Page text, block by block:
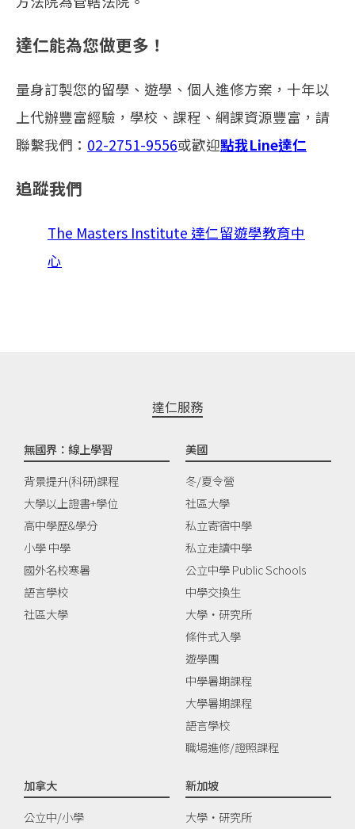
達仁能為您做更多！
量身訂製您的留學、遊學、個人進修方案，十年以
上代辦豐富經驗，學校、課程、網課資源豐富，請
聯繫我們： 02-2751-9556或歡迎點我Line達仁
追蹤我們
The Masters Institute 達仁留遊學教育中
心
達仁服務
無國界：線上學習
背景提升(科研)課程
大學以上證書+學位
高中學歷&學分
小學 中學
國外名校寒暑
語言學校
社區大學
美國
冬/夏令營
社區大學
私立寄宿中學
私立走讀中學
公立中學 Public Schools
中學交換生
大學‧研究所
條件式入學
遊學團
中學暑期課程
大學暑期課程
語言學校
職場進修/證照課程
加拿大
公立中/小學
新加坡
大學‧研究所